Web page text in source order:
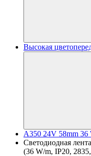
Высокая
A350 24V 58mm 36
Светодиодная
(36 W/m, IP20,